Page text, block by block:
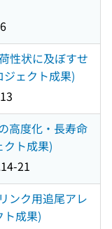
性状に及ぼすせ
ェクト成果)
高度化・長寿命
ト成果)
21
ンク用追尾アレ
ト成果)